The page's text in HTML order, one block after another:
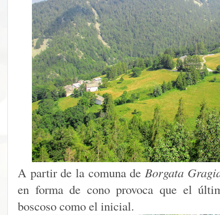
A partir de la comuna deBorgata
en forma de cono provoca que el
boscoso como el inicial.